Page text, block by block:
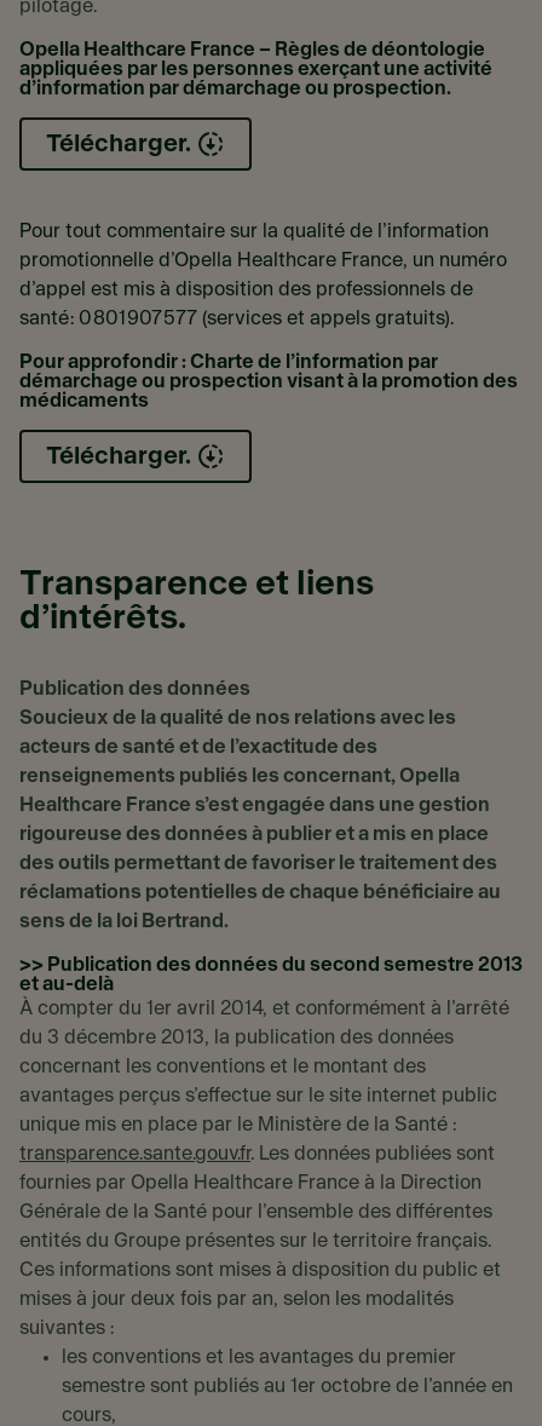
pilotage.
Opella Healthcare France – Règles de déontologie
appliquées par les personnes exerçant une activité
d’information par démarchage ou prospection.
Télécharger.
Pour tout commentaire sur la qualité de l’information
promotionnelle d’Opella Healthcare France, un numéro
d’appel est mis à disposition des professionnels de
santé : 0 801 907 577 (services et appels gratuits).
Pour approfondir : Charte de l’information par
démarchage ou prospection visant à la promotion des
médicaments
Télécharger.
Transparence et liens
d’intérêts.
Publication des données
Soucieux de la qualité de nos relations avec les
acteurs de santé et de l’exactitude des
renseignements publiés les concernant, Opella
Healthcare France s’est engagée dans une gestion
rigoureuse des données à publier et a mis en place
des outils permettant de favoriser le traitement des
réclamations potentielles de chaque bénéficiaire au
sens de la loi Bertrand.
>> Publication des données du second semestre 2013
et au-delà
À compter du 1er avril 2014, et conformément à l’arrêté
du 3 décembre 2013, la publication des données
concernant les conventions et le montant des
avantages perçus s’effectue sur le site internet public
unique mis en place par le Ministère de la Santé :
transparence.sante.gouv.fr. Les données publiées sont
fournies par Opella Healthcare France à la Direction
Générale de la Santé pour l’ensemble des différentes
entités du Groupe présentes sur le territoire français.
Ces informations sont mises à disposition du public et
mises à jour deux fois par an, selon les modalités
suivantes :
les conventions et les avantages du premier
semestre sont publiés au 1er octobre de l’année en
cours,